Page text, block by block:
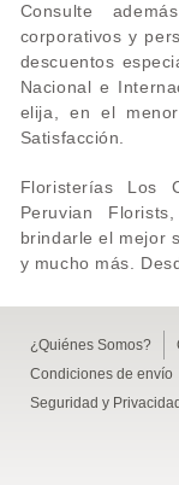
Consulte
corporativos y
descuentos
Nacional e
elija, en el
Satisfacción.
Floristerías Los
Peruvian
brindarle el mejor
y mucho más.
¿Quiénes Somos?
Condiciones de envío
Seguridad y Privacidad